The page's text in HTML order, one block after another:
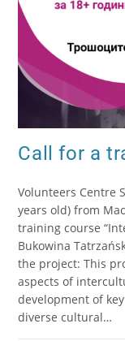
Call for a
Volunteers Centre
years old) from
training course
Bukowina
the project: This
aspects of
development of
diverse cultural…